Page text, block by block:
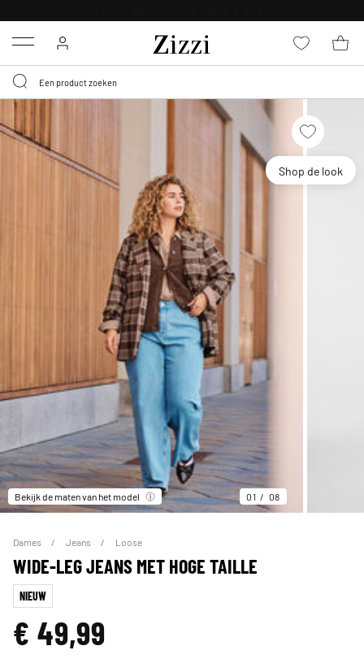
Menu
Shop de look
Bekijk de maten van het model 01 08
Dames Jeans Loose
WIDE-LEG JEANS MET HOGE TAILLE
NIEUW
€ 49,99